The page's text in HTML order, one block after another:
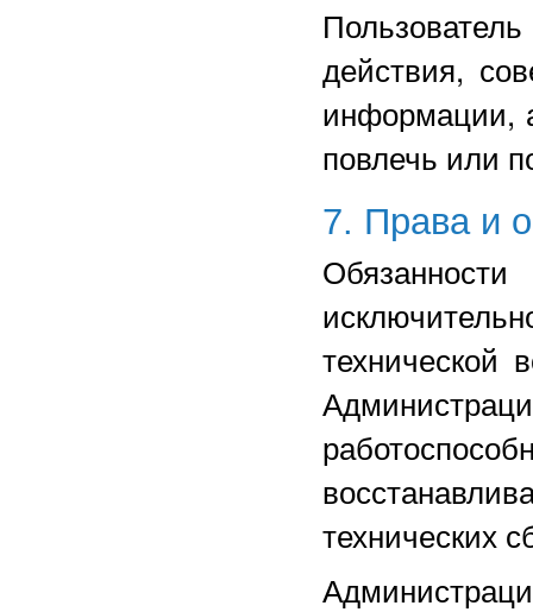
действия,
информации,
повлечь или
7. Права и
технической
технических